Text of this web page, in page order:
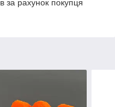
за рахунок покупця